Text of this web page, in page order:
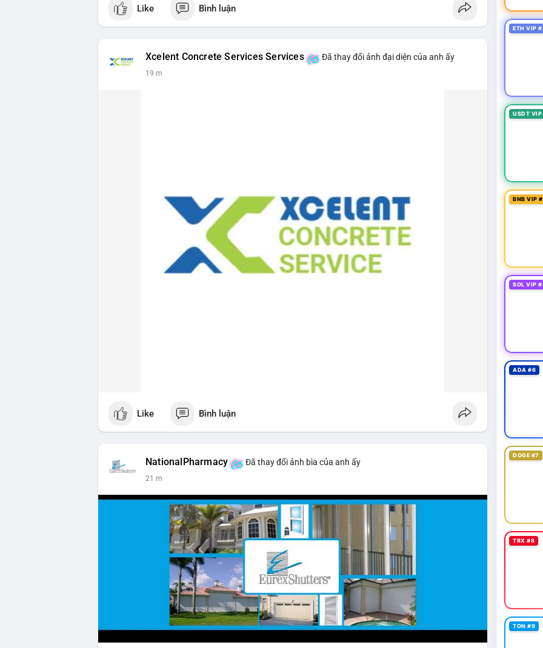
Like Bình luận
Xcelent Concrete Services Services Đã thay đổi ảnh đại diện của anh ấy
19 m
Like Bình luận
NationalPharmacy Đã thay đổi ảnh bìa của anh ấy
21 m
ETH VIP
USDT
BNB VIP
SOL VIP
ADA #6
DOGE #7
TRX #8
TON #9